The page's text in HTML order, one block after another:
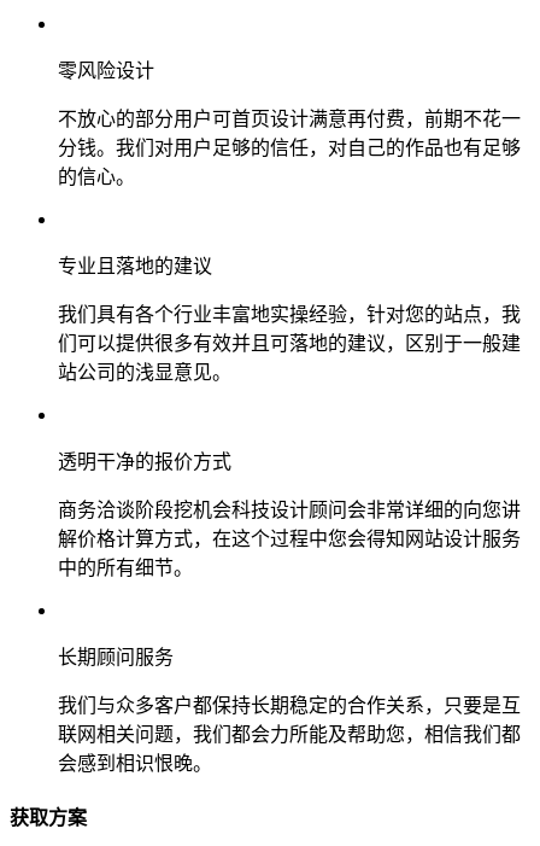
零风险设计
不放心的部分用户可首页设计满意再付费，前期不花一
分钱。我们对用户足够的信任，对自己的作品也有足够
的信心。
专业且落地的建议
我们具有各个行业丰富地实操经验，针对您的站点，我
们可以提供很多有效并且可落地的建议，区别于一般建
站公司的浅显意见。
透明干净的报价方式
商务洽谈阶段挖机会科技设计顾问会非常详细的向您讲
解价格计算方式，在这个过程中您会得知网站设计服务
中的所有细节。
长期顾问服务
我们与众多客户都保持长期稳定的合作关系，只要是互
联网相关问题，我们都会力所能及帮助您，相信我们都
会感到相识恨晚。
获取方案